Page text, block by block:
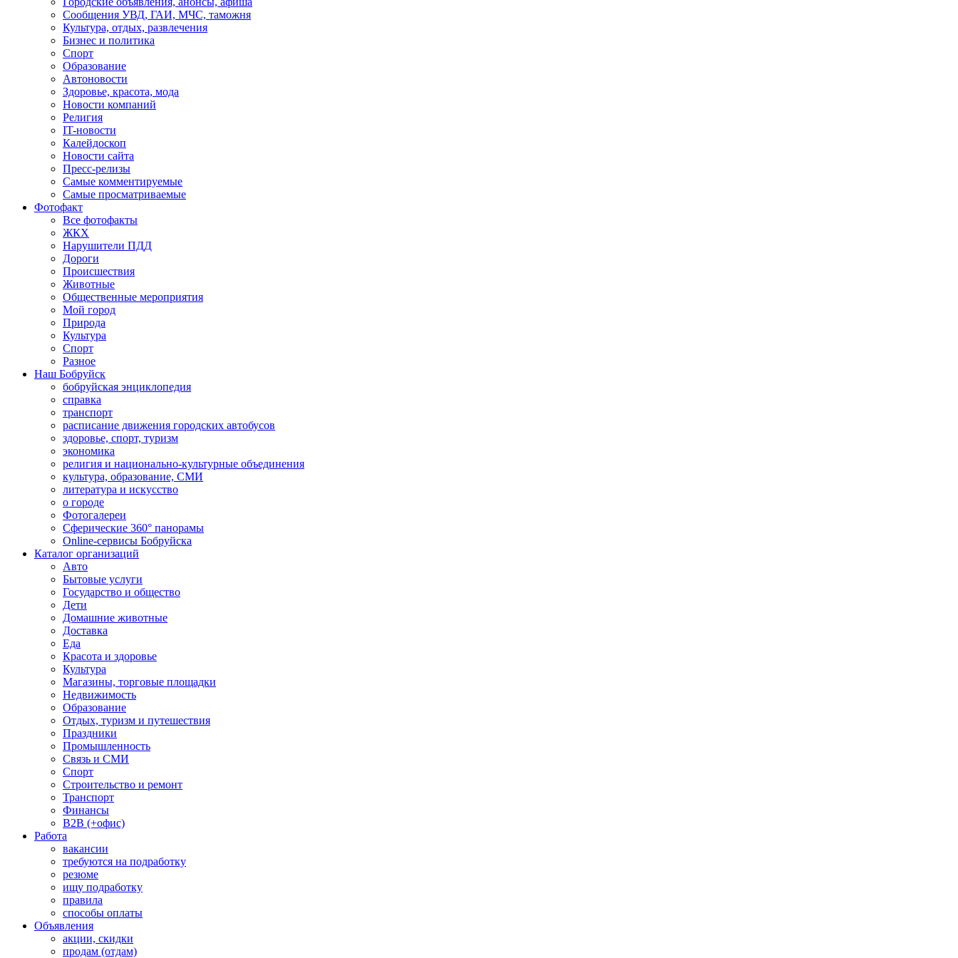
Сообщения УВД, ГАИ, МЧС, таможня
Культура, отдых, развлечения
Бизнес и политика
Спорт
Образование
Автоновости
Здоровье, красота, мода
Новости компаний
Религия
IT-новости
Калейдоскоп
Новости сайта
Пресс-релизы
Самые комментируемые
Самые просматриваемые
Фотофакт
Все фотофакты
ЖКХ
Нарушители ПДД
Дороги
Происшествия
Животные
Общественные мероприятия
Мой город
Природа
Культура
Спорт
Разное
Наш Бобруйск
бобруйская энциклопедия
справка
транспорт
расписание движения городских автобусов
здоровье, спорт, туризм
экономика
религия и национально-культурные объединения
культура, образование, СМИ
литература и искусство
о городе
Фотогалереи
Сферические 360° панорамы
Online-сервисы Бобруйска
Каталог организаций
Авто
Бытовые услуги
Государство и общество
Дети
Домашние животные
Доставка
Еда
Красота и здоровье
Культура
Магазины, торговые площадки
Недвижимость
Образование
Отдых, туризм и путешествия
Праздники
Промышленность
Связь и СМИ
Спорт
Строительство и ремонт
Транспорт
Финансы
B2B (+офис)
Работа
вакансии
требуются на подработку
резюме
ищу подработку
правила
способы оплаты
Объявления
акции, скидки
продам (отдам)